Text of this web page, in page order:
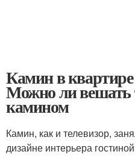
Камин в квартире
Можно ли вешать
камином
Камин, как и телевизор,
дизайне интерьера